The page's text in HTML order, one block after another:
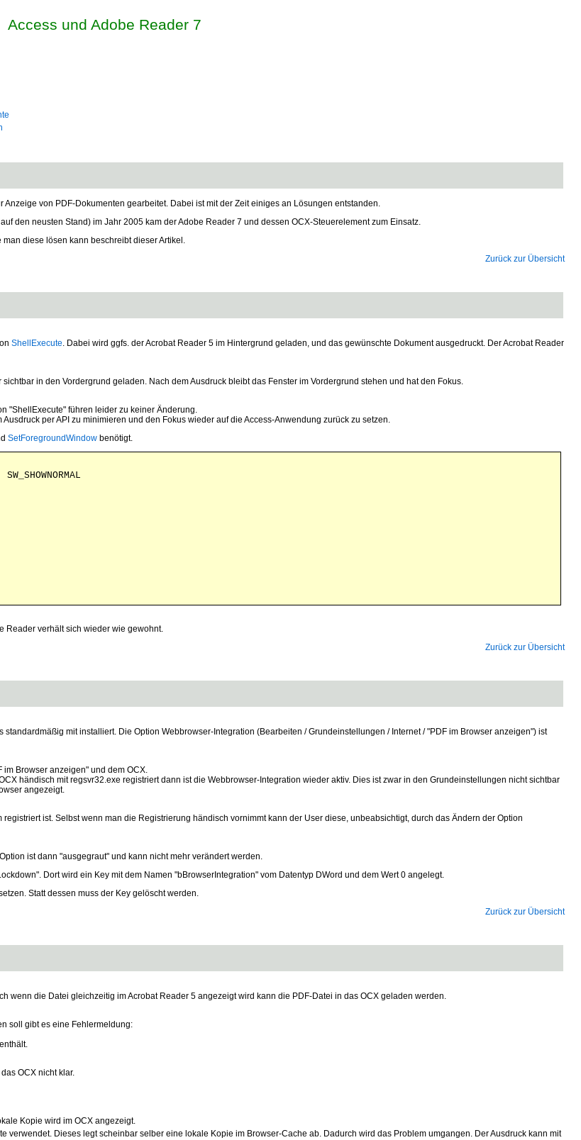
Access und Adobe Reader 7
von PDF-Dokumenten gearbeitet. Dabei ist mit der Zeit einiges an Lösungen entstanden.
den neusten Stand) im Jahr 2005 kam der Adobe Reader 7 und dessen OCX-Steuerelement zum Einsatz.
diese lösen kann beschreibt dieser Artikel.
Zurück zur Übersicht
ShellExecute. Dabei wird ggfs. der Acrobat Reader 5 im Hintergrund geladen, und das gewünschte Dokument ausgedruckt. Der Acrobat Reader
in den Vordergrund geladen. Nach dem Ausdruck bleibt das Fenster im Vordergrund stehen und hat den Fokus.
"ShellExecute" führen leider zu keiner Änderung.
per API zu minimieren und den Fokus wieder auf die Access-Anwendung zurück zu setzen.
SetForegroundWindow benötigt.
Reader verhält sich wieder wie gewohnt.
Zurück zur Übersicht
mit installiert. Die Option Webbrowser-Integration (Bearbeiten / Grundeinstellungen / Internet / "PDF im Browser anzeigen") ist
Browser anzeigen" und dem OCX.
händisch mit regsvr32.exe registriert dann ist die Webbrowser-Integration wieder aktiv. Dies ist zwar in den Grundeinstellungen nicht sichtbar
angezeigt.
ist. Selbst wenn man die Registrierung händisch vornimmt kann der User diese, unbeabsichtigt, durch das Ändern der Option
ist dann "ausgegraut" und kann nicht mehr verändert werden.
Dort wird ein Key mit dem Namen "bBrowserIntegration" vom Datentyp DWord und dem Wert 0 angelegt.
Statt dessen muss der Key gelöscht werden.
Zurück zur Übersicht
wenn die Datei gleichzeitig im Acrobat Reader 5 angezeigt wird kann die PDF-Datei in das OCX geladen werden.
soll gibt es eine Fehlermeldung:
OCX nicht klar.
Kopie wird im OCX angezeigt.
verwendet. Dieses legt scheinbar selber eine lokale Kopie im Browser-Cache ab. Dadurch wird das Problem umgangen. Der Ausdruck kann mit